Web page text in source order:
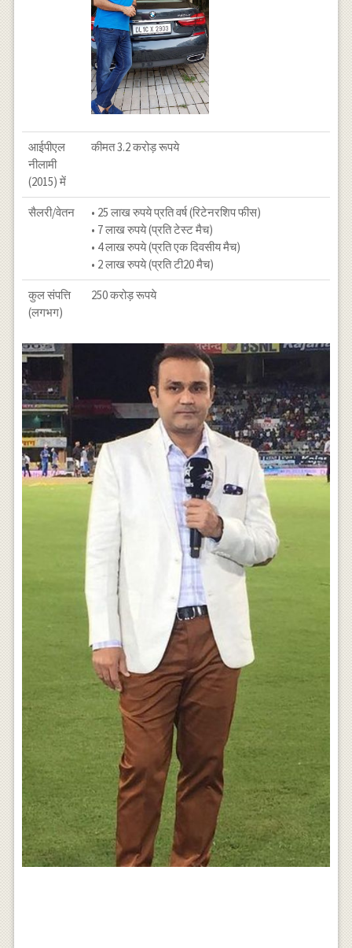
आईपीएल
नीलामी
(2015) में
कीमत 3.2 करोड़ रूपये
सैलरी/वेतन
• 25 लाख रुपये प्रति वर्ष (रिटेनरशिप फीस)
• 7 लाख रुपये (प्रति टेस्ट मैच)
• 4 लाख रुपये (प्रति एक दिवसीय मैच)
• 2 लाख रुपये (प्रति टी20 मैच)
कुल संपत्ति
(लगभग)
250 करोड़ रूपये